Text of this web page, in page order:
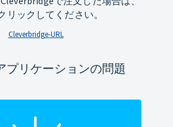
リックしてください。
Cleverbridge-URL
プリケーションの問題